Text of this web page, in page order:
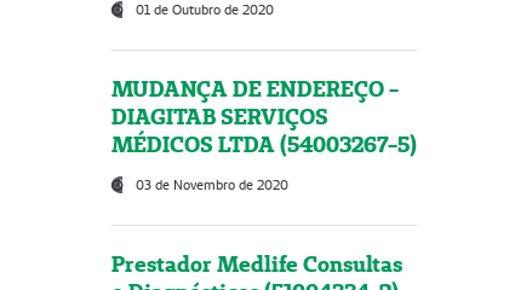
01 de Outubro de 2020
MUDANÇA DE ENDEREÇO -
DIAGITAB SERVIÇOS
MÉDICOS LTDA (54003267-5)
03 de Novembro de 2020
Prestador Medlife Consultas